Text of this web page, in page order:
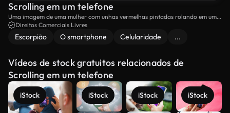
Scrolling em um telefone
Uma imagem de uma mulher com unhas vermelhas pintadas rolando em um
iPhone.
Direitos Comerciais Livres
Escorpião O smartphone Celularidade ...
Vídeos de stock gratuitos relacionados de
Scrolling em um telefone
iStock iStock iStock iStock